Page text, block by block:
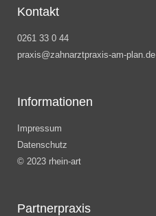
Kontakt
0261 33 0 44
praxis@zahnarztpraxis-am-plan.de
Informationen
Impressum
Datenschutz
© 2023 rhein-art
Partnerpraxis